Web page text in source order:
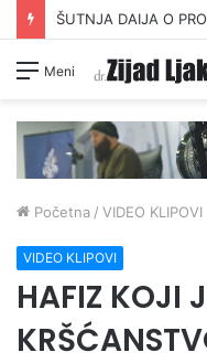
ŠUTNJA DAIJA O
Meni
Početna / VIDEO KLIPOVI
VIDEO KLIPOVI
HAFIZ KOJI